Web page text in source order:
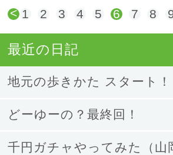
< 1 2 3 4 5 6 7 8
最近の日記
地元の歩きかた スタート！
どーゆーの？最終回！
千円ガチャやってみた（山